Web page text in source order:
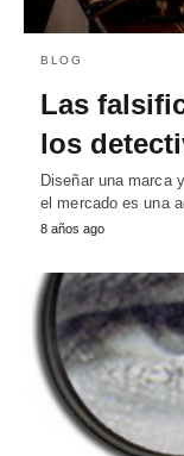
BLOG
Las
los
Diseñar una marca
el mercado es una
8 años ago